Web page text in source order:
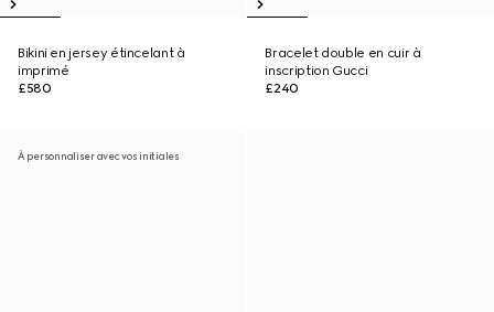
Bikini en jersey étincelant à
imprimé
£580
Bracelet double en cuir à
inscription Gucci
£240
À personnaliser avec vos initiales